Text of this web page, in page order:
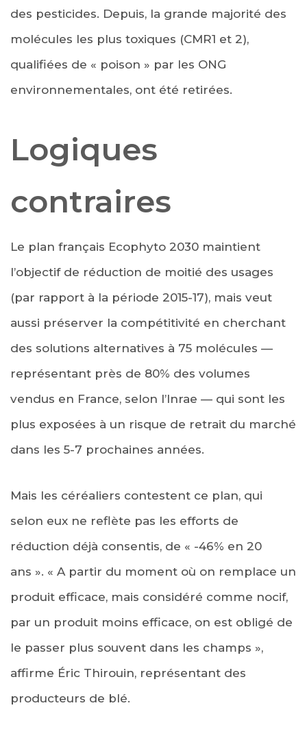
des pesticides. Depuis, la grande majorité des
molécules les plus toxiques (CMR1 et 2),
qualifiées de « poison » par les ONG
environnementales, ont été retirées.
Logiques
contraires
Le plan français Ecophyto 2030 maintient
l’objectif de réduction de moitié des usages
(par rapport à la période 2015-17), mais veut
aussi préserver la compétitivité en cherchant
des solutions alternatives à 75 molécules —
représentant près de 80% des volumes
vendus en France, selon l’Inrae — qui sont les
plus exposées à un risque de retrait du marché
dans les 5-7 prochaines années.
Mais les céréaliers contestent ce plan, qui
selon eux ne reflète pas les efforts de
réduction déjà consentis, de « -46% en 20
ans ». « A partir du moment où on remplace un
produit efficace, mais considéré comme nocif,
par un produit moins efficace, on est obligé de
le passer plus souvent dans les champs »,
affirme Éric Thirouin, représentant des
producteurs de blé.